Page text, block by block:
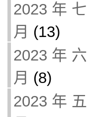
2023 年 七
月 (13)
2023 年 六
月 (8)
2023 年 五